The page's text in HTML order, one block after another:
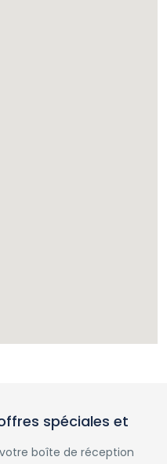
spéciales et
boîte de réception